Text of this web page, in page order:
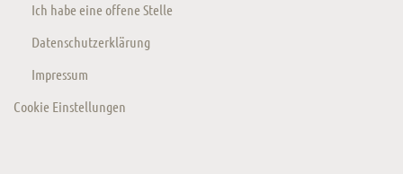
Ich habe eine offene Stelle
Datenschutzerklärung
Impressum
Cookie Einstellungen